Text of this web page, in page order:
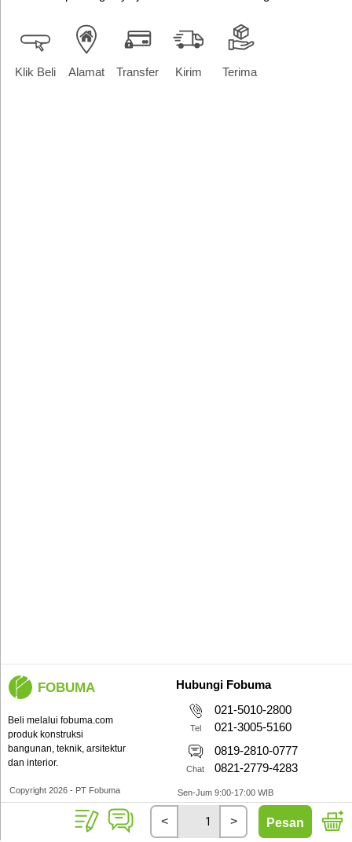
< > Pesan
Klik Beli Alamat Transfer Kirim Terima
FOBUMA
Beli melalui fobuma.com
produk konstruksi
bangunan, teknik, arsitektur
dan interior.
Copyright 2026 - PT Fobuma
Hubungi Fobuma
Tel
021-5010-2800
021-3005-5160
Chat
0819-2810-0777
0821-2779-4283
Sen-Jum 9:00-17:00 WIB